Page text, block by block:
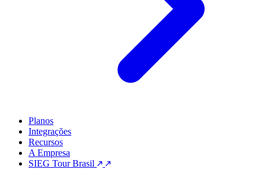
Planos
Integrações
Recursos
A Empresa
SIEG Tour Brasil